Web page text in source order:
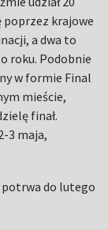
poprzez krajowe
a dwa to
roku. Podobnie
w formie Final
mieście,
finał.
3 maja,
potrwa do lutego